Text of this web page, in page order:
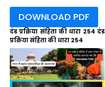
DOWNLOAD PDF
दंड प्रक्रिया संहिता की धारा 254 दंड
प्रक्रिया संहिता की धारा 254